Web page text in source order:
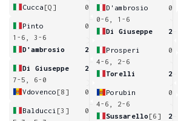
Cucca [Q] 0
Pinto
0
1-6, 3-6
D'ambrosio
2
Di Giuseppe
2
7-5, 6-0
Vdovenco [8] 0
Balducci [3]
0
D'ambrosio
0
0-6, 1-6
Di Giuseppe
2
Prosperi
0
4-6, 2-6
Torelli
2
Porubin
0
4-6, 2-6
Sussarello [6] 2